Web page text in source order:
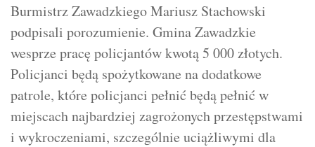
Burmistrz Zawadzkiego Mariusz Stachowski
podpisali porozumienie. Gmina Zawadzkie
wesprze pracę policjantów kwotą 5 000 złotych.
Policjanci będą spożytkowane na dodatkowe
patrole, które policjanci pełnić będą pełnić w
miejscach najbardziej zagrożonych przestępstwami
i wykroczeniami, szczególnie uciążliwymi dla